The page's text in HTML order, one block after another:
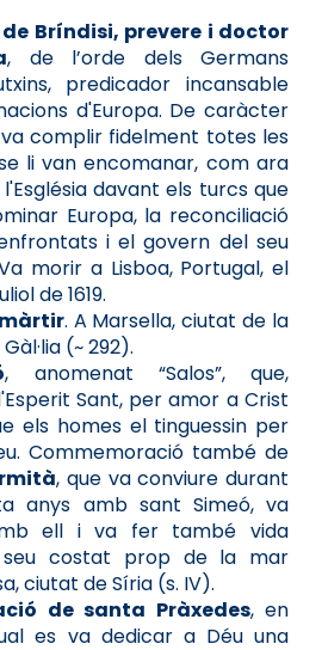
Bríndisi, prevere i doctor
, de l’orde dels Germans
predicador incansable
d'Europa. De caràcter
va complir fidelment totes les
li van encomanar, com ara
davant els turcs que
Europa, la reconciliació
i el govern del seu
morir a Lisboa, Portugal, el
de 1619.
. A Marsella, ciutat de la
(~ 292).
, anomenat “Salos”, que,
Sant, per amor a Crist
els homes el tinguessin per
Commemoració també de
, que va conviure durant
anys amb sant Simeó, va
ell i va fer també vida
costat prop de la mar
ciutat de Síria (s. IV).
de santa Pràxedes, en
es va dedicar a Déu una